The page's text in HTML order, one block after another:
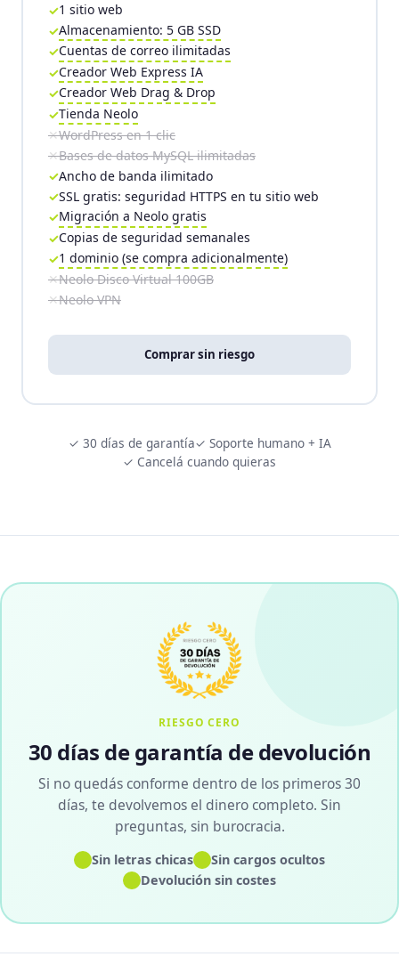
1 sitio web
Almacenamiento: 5 GB SSD
Cuentas de correo ilimitadas
Creador Web Express IA
Creador Web Drag & Drop
Tienda Neolo
WordPress en 1 clic
Bases de datos MySQL ilimitadas
Ancho de banda ilimitado
SSL gratis: seguridad HTTPS en tu sitio web
Migración a Neolo gratis
Copias de seguridad semanales
1 dominio (se compra adicionalmente)
Neolo Disco Virtual 100GB
Neolo VPN
Comprar sin riesgo
✓ 30 días de garantía✓ Soporte humano + IA
✓ Cancelá cuando quieras
RIESGO CERO
30 días de garantía de devolución
Si no quedás conforme dentro de los primeros 30
días, te devolvemos el dinero completo. Sin
preguntas, sin burocracia.
✓Sin letras chicas✓Sin cargos ocultos
✓ Devolución sin costes